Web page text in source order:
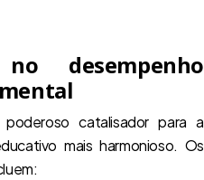
desempenho
catalisador para a
mais harmonioso. Os